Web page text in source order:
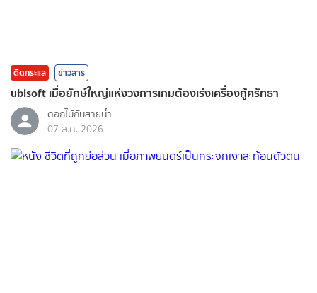
ติดกระแส ข่าวสาร
ubisoft เมื่อยักษ์ใหญ่แห่งวงการเกมต้องเร่งเครื่องกู้ศรัทธา
ดอกไม้กับสายน้ำ
07 ส.ค. 2026